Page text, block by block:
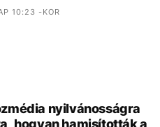
10:23 -KOR
nyilvánosságra
hogyan hamisították a